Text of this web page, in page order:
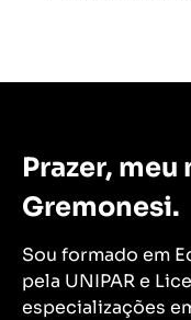
Prazer, meu
Gremonesi.
Sou formado em
pela UNIPAR e
especializações